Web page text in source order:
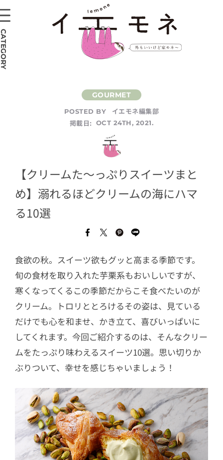
POSTED BY
イエモネ編集部
掲載日:
OCT 24TH, 2021.
【クリームた〜っぷりスイーツまと
め】溺れるほどクリームの海にハマ
る10選
食欲の秋。スイーツ欲もグッと高まる季節です。
旬の食材を取り入れた芋栗系もおいしいですが、
寒くなってくるこの季節だからこそ食べたいのが
クリーム。トロリととろけるその姿は、見ている
だけでも心を和ませ、かき立て、喜びいっぱいに
してくれます。今回ご紹介するのは、そんなクリー
ムをたっぷり味わえるスイーツ10選。思い切りか
ぶりついて、幸せを感じちゃいましょう！